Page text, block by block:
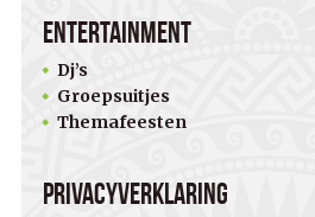
Entertainment
Dj’s
Groepsuitjes
Themafeesten
Privacyverklaring